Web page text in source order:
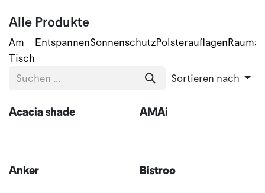
Alle Produkte
Am
Tisch
EntspannenSonnenschutzPolsterauflagen
Sortieren nach
Acacia shade AMAi
Anker Bistroo